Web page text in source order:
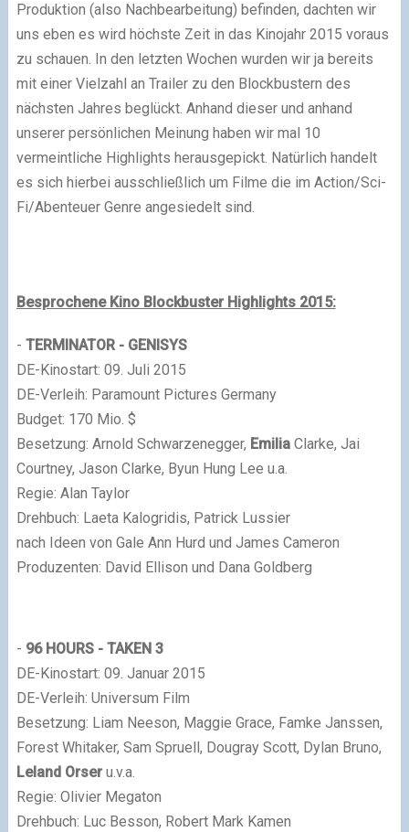
Produktion (also Nachbearbeitung) befinden, dachten wir
uns eben es wird höchste Zeit in das Kinojahr 2015 voraus
zu schauen. In den letzten Wochen wurden wir ja bereits
mit einer Vielzahl an Trailer zu den Blockbustern des
nächsten Jahres beglückt. Anhand dieser und anhand
unserer persönlichen Meinung haben wir mal 10
vermeintliche Highlights herausgepickt. Natürlich handelt
es sich hierbei ausschließlich um Filme die im Action/Sci-
Fi/Abenteuer Genre angesiedelt sind.
Besprochene Kino Blockbuster Highlights 2015:
- TERMINATOR - GENISYS
DE-Kinostart: 09. Juli 2015
DE-Verleih: Paramount Pictures Germany
Budget: 170 Mio. $
Besetzung: Arnold Schwarzenegger, EmiliaClarke, Jai
Courtney, Jason Clarke, Byun Hung Lee u.a.
Regie: Alan Taylor
Drehbuch: Laeta Kalogridis, Patrick Lussier
nach Ideen von Gale Ann Hurd und James Cameron
Produzenten: David Ellison und Dana Goldberg
- 96 HOURS - TAKEN 3
DE-Kinostart: 09. Januar 2015
DE-Verleih: Universum Film
Besetzung: Liam Neeson, Maggie Grace, Famke Janssen,
Forest Whitaker, Sam Spruell, Dougray Scott, Dylan Bruno,
Leland Orseru.v.a.
Regie: Olivier Megaton
Drehbuch: Luc Besson, Robert Mark Kamen